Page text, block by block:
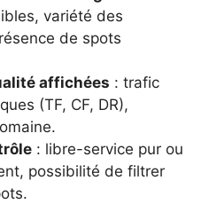
variété des
de spots
affichées : trafic
(TF, CF, DR),
: libre-service pur ou
possibilité de filtrer